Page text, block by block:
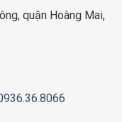
quận Hoàng Mai,